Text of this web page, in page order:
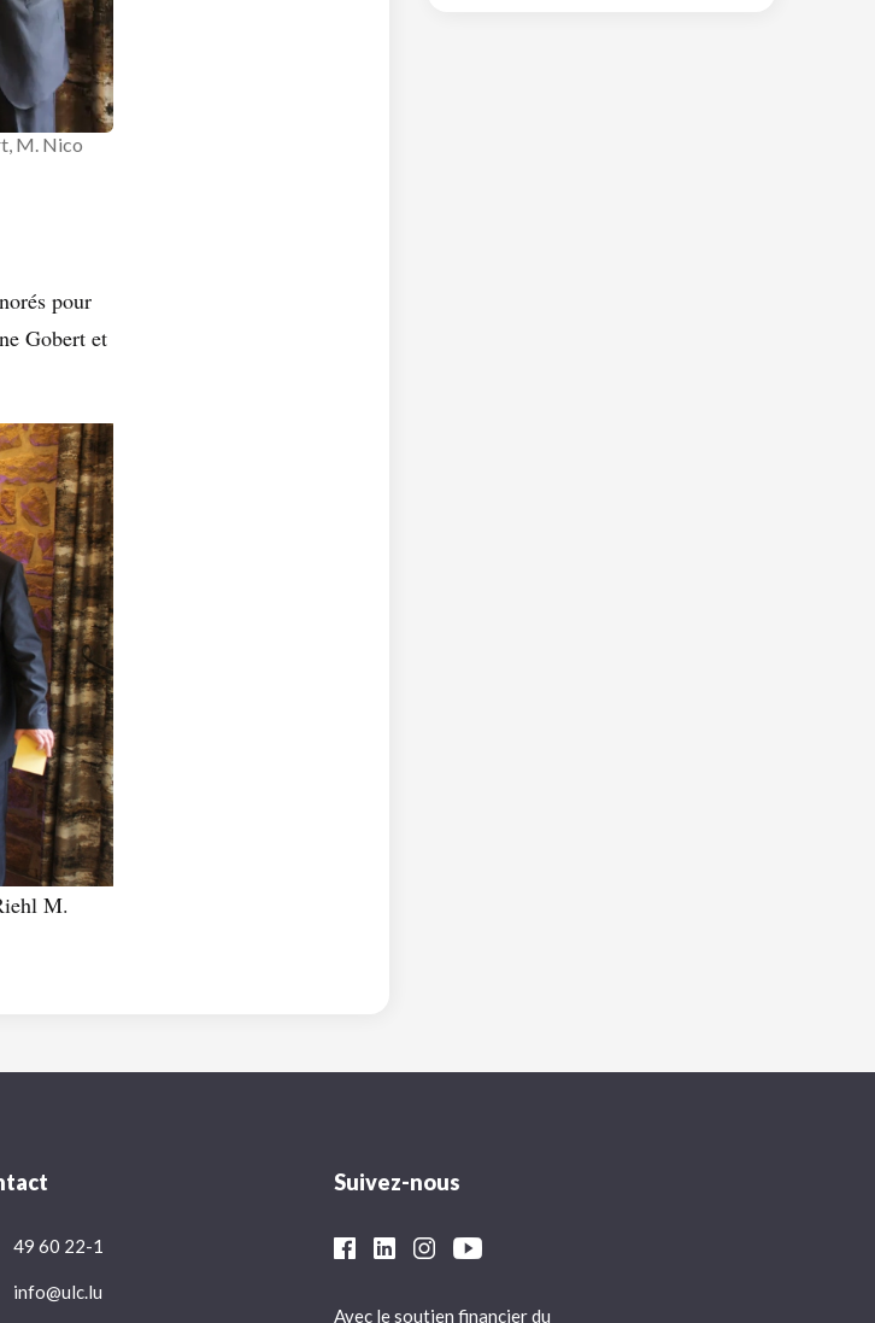
M. Nico
pour
Gobert et
M.
49 60 22-1
info@ulc.lu
Suivez-nous
Avec le soutien financier du